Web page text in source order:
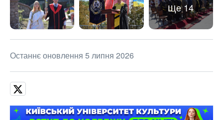
Ще 14
Останнє оновлення 5 липня 2026